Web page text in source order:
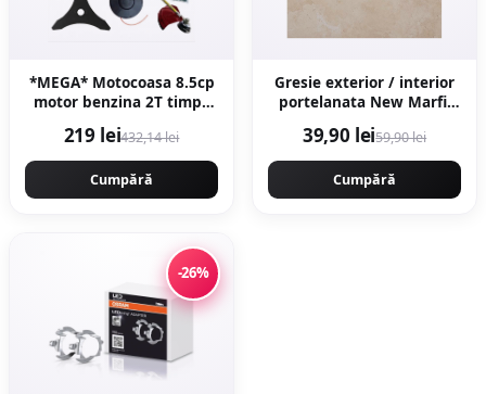
*MEGA* Motocoasa 8.5cp
motor benzina 2T timpi,
10 accesorii incluse, Easy
Start, CAMPION
PREFESIONAL CMP1546
219 lei432,14 lei
Cumpără
Gresie exterior / interior
portelanata New Marfil
rectificata tip piatra
naturala
39,90 lei59,90 lei
Cumpără
-26%